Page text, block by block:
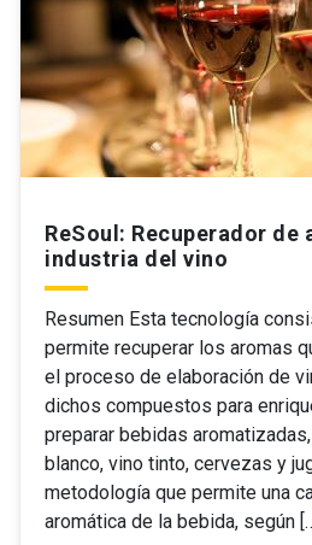
ReSoul: Recuperador de
industria del vino
Resumen Esta tecnología
permite recuperar los aromas
el proceso de elaboración de
dichos compuestos para
preparar bebidas
blanco, vino tinto, cervezas y
metodología que permite una
aromática de la bebida, según